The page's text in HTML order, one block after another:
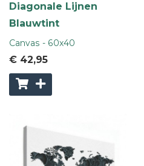
Diagonale Lijnen
Blauwtint
Canvas - 60x40
€ 42,95